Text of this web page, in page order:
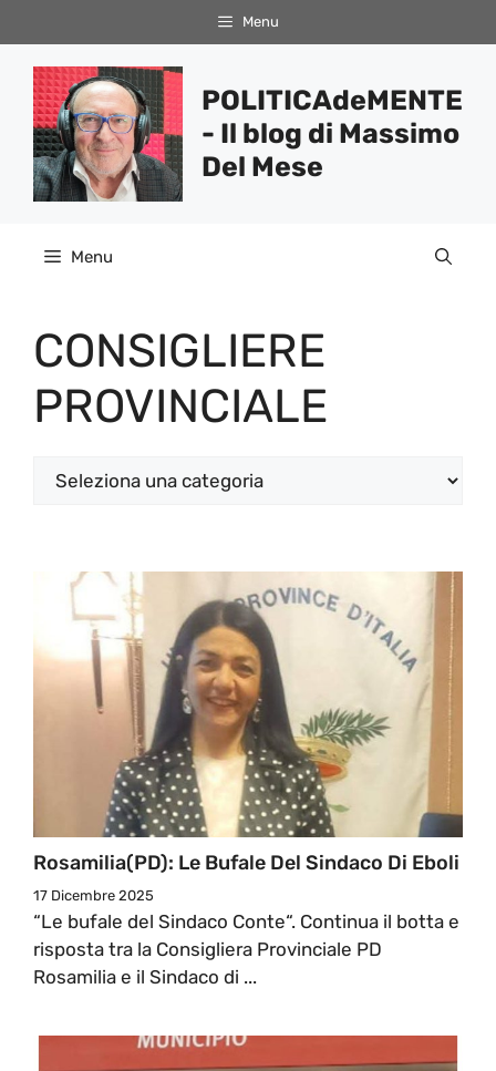
al
contenuto
Menu
POLITICAdeMENTE
- Il blog di Massimo
Del Mese
Menu
CONSIGLIERE
PROVINCIALE
Categorie
Rosamilia(PD): Le Bufale Del Sindaco Di Eboli
17 Dicembre 2025
“Le bufale del Sindaco Conte“. Continua il botta e
risposta tra la Consigliera Provinciale PD
Rosamilia e il Sindaco di ...